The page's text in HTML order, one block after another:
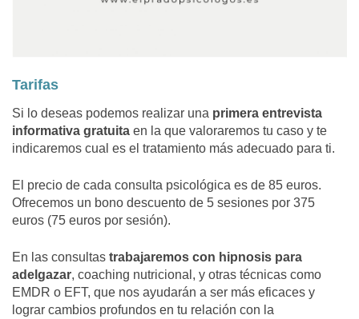
Tarifas
Si lo deseas podemos realizar una primera entrevista
informativa gratuita en la que valoraremos tu caso y te
indicaremos cual es el tratamiento más adecuado para ti.
El precio de cada consulta psicológica es de 85 euros.
Ofrecemos un bono descuento de 5 sesiones por 375
euros (75 euros por sesión).
En las consultas trabajaremos con hipnosis para
adelgazar, coaching nutricional, y otras técnicas como
EMDR o EFT, que nos ayudarán a ser más eficaces y
lograr cambios profundos en tu relación con la